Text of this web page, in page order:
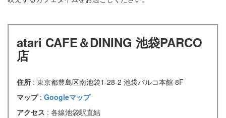
atari CAFE＆DINING 池袋PARCO
店
住所 : 東京都豊島区南池袋1-28-2 池袋パルコ本館 8F
マップ : Googleマップ
アクセス : 各線池袋駅直結